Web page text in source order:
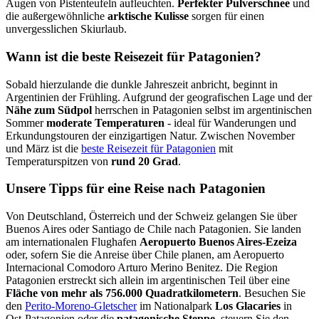
Augen von Pistenteufeln aufleuchten. Perfekter Pulverschnee und
die außergewöhnliche arktische Kulisse sorgen für einen
unvergesslichen Skiurlaub.
Wann ist die beste Reisezeit für Patagonien?
Sobald hierzulande die dunkle Jahreszeit anbricht, beginnt in
Argentinien der Frühling. Aufgrund der geografischen Lage und der
Nähe zum Südpol herrschen in Patagonien selbst im argentinischen
Sommermoderate Temperaturen - ideal für Wanderungen und
Erkundungstouren der einzigartigen Natur. Zwischen November
und März ist die beste Reisezeit für Patagonien mit
Temperaturspitzen von rund 20 Grad.
Unsere Tipps für eine Reise nach Patagonien
Von Deutschland, Österreich und der Schweiz gelangen Sie über
Buenos Aires oder Santiago de Chile nach Patagonien. Sie landen
am internationalen Flughafen Aeropuerto Buenos Aires-Ezeiza
oder, sofern Sie die Anreise über Chile planen, am Aeropuerto
Internacional Comodoro Arturo Merino Benitez. Die Region
Patagonien erstreckt sich allein im argentinischen Teil über eine
Fläche von mehr als 756.000 Quadratkilometern. Besuchen Sie
den Perito-Moreno-Gletscherim Nationalpark Los Glacaries in